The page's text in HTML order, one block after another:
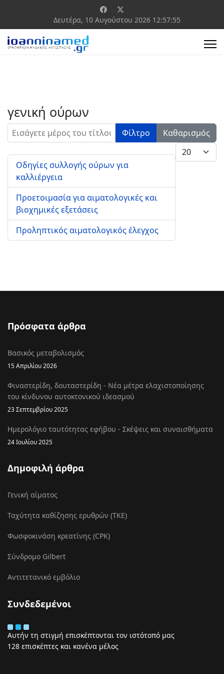
Δευτέρα, 10 Αυγούστου 2026 12:57:55
γενική ούρων
Εισάγετε μέρος του τίτλου. Φίλτρο
Καθαρισμός
Εμφάνιση #
Οδηγίες συλλογής ούρων για
καλλιέργεια
Προετοιμασία για αιματολογικές και
βιοχημικές εξετάσεις
Προληπτικός αιματολογικός έλεγχος
Πρόσφατα άρθρα
Βασικός μεταβολισμός
15 Απριλίου 2026
Φιναστερίδη, δουταστερίδη - Νέα μέτρα ελαχιστοποίησης
του κίνδυνου αυτοκτονικού ιδεασμού
23 Σεπτεμβρίου 2025
Ημερολόγιο ταυτότητας εφήβου - Σκέψεις και συναισθήματα
24 Ιουλίου 2025
Δημοφιλή άρθρα
Γενική αίματος
Ταχύτητα καθίζησης ερυθρών (ΤΚΕ)
Φωσφοκινάση κρεατίνης (CPK)
Σύνδρομο Gilbert
Αντιτετανικό εμβόλιο
Συνδεδεμένοι
Αυτήν τη στιγμή επισκέπτονται τον ιστότοπό μας
128 επισκέπτες και κανένα μέλος